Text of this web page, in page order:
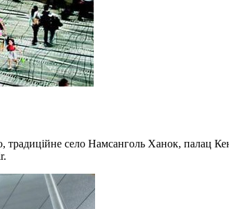
традиційне село Намсанголь Ханок, палац